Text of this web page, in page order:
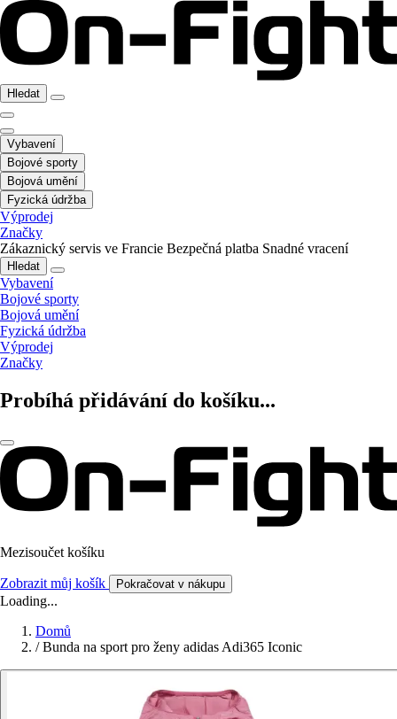
Hledat
Vybavení
Bojové sporty
Bojová umění
Fyzická údržba
Výprodej
Značky
Zákaznický servis ve Francie Bezpečná platba Snadné vracení
Hledat
Vybavení
Bojové sporty
Bojová umění
Fyzická údržba
Výprodej
Značky
Probíhá přidávání do košíku...
Mezisoučet košíku
Zobrazit můj košík Pokračovat v nákupu
Loading...
Domů
/ Bunda na sport pro ženy adidas Adi365 Iconic